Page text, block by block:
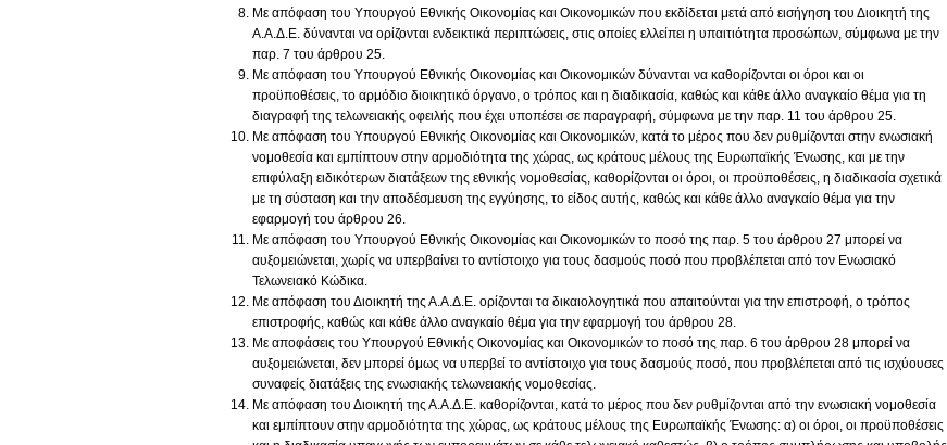
Με απόφαση του Υπουργού Εθνικής Οικονομίας και Οικονομικών που εκδίδεται μετά από εισήγηση του Διοικητή της
Α.Α.Δ.Ε. δύνανται να ορίζονται ενδεικτικά περιπτώσεις, στις οποίες ελλείπει η υπαιτιότητα προσώπων, σύμφωνα με την
παρ. 7 του άρθρου 25.
Με απόφαση του Υπουργού Εθνικής Οικονομίας και Οικονομικών δύνανται να καθορίζονται οι όροι και οι
προϋποθέσεις, το αρμόδιο διοικητικό όργανο, ο τρόπος και η διαδικασία, καθώς και κάθε άλλο αναγκαίο θέμα για τη
διαγραφή της τελωνειακής οφειλής που έχει υποπέσει σε παραγραφή, σύμφωνα με την παρ. 11 του άρθρου 25.
Με απόφαση του Υπουργού Εθνικής Οικονομίας και Οικονομικών, κατά το μέρος που δεν ρυθμίζονται στην ενωσιακή
νομοθεσία και εμπίπτουν στην αρμοδιότητα της χώρας, ως κράτους μέλους της Ευρωπαϊκής Ένωσης, και με την
επιφύλαξη ειδικότερων διατάξεων της εθνικής νομοθεσίας, καθορίζονται οι όροι, οι προϋποθέσεις, η διαδικασία σχετικά
με τη σύσταση και την αποδέσμευση της εγγύησης, το είδος αυτής, καθώς και κάθε άλλο αναγκαίο θέμα για την
εφαρμογή του άρθρου 26.
Με απόφαση του Υπουργού Εθνικής Οικονομίας και Οικονομικών το ποσό της παρ. 5 του άρθρου 27 μπορεί να
αυξομειώνεται, χωρίς να υπερβαίνει το αντίστοιχο για τους δασμούς ποσό που προβλέπεται από τον Ενωσιακό
Τελωνειακό Κώδικα.
Με απόφαση του Διοικητή της Α.Α.Δ.Ε. ορίζονται τα δικαιολογητικά που απαιτούνται για την επιστροφή, ο τρόπος
επιστροφής, καθώς και κάθε άλλο αναγκαίο θέμα για την εφαρμογή του άρθρου 28.
Με αποφάσεις του Υπουργού Εθνικής Οικονομίας και Οικονομικών το ποσό της παρ. 6 του άρθρου 28 μπορεί να
αυξομειώνεται, δεν μπορεί όμως να υπερβεί το αντίστοιχο για τους δασμούς ποσό, που προβλέπεται από τις ισχύουσες
συναφείς διατάξεις της ενωσιακής τελωνειακής νομοθεσίας.
Με απόφαση του Διοικητή της Α.Α.Δ.Ε. καθορίζονται, κατά το μέρος που δεν ρυθμίζονται από την ενωσιακή νομοθεσία
και εμπίπτουν στην αρμοδιότητα της χώρας, ως κράτους μέλους της Ευρωπαϊκής Ένωσης: α) οι όροι, οι προϋποθέσεις